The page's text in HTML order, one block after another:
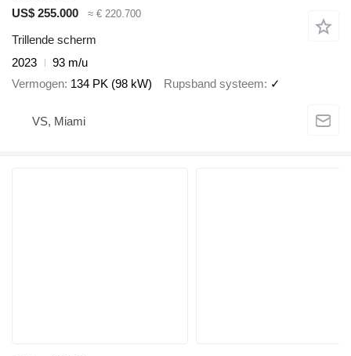
US$ 255.000
≈ € 220.700
Trillende scherm
2023
93 m/u
Vermogen 134 PK (98 kW) Rupsband systeem ✓
VS, Miami